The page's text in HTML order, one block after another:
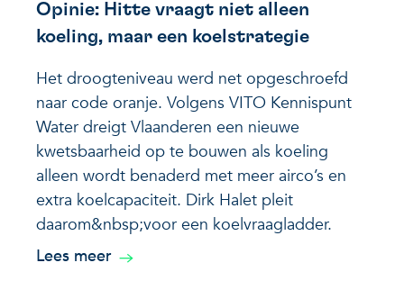
Opinie: Hitte vraagt niet alleen
koeling, maar een koelstrategie
Het droogteniveau werd net opgeschroefd
naar code oranje. Volgens VITO Kennispunt
Water dreigt Vlaanderen een nieuwe
kwetsbaarheid op te bouwen als koeling
alleen wordt benaderd met meer airco’s en
extra koelcapaciteit. Dirk Halet pleit
daarom&nbsp;voor een koelvraagladder.
Lees meer